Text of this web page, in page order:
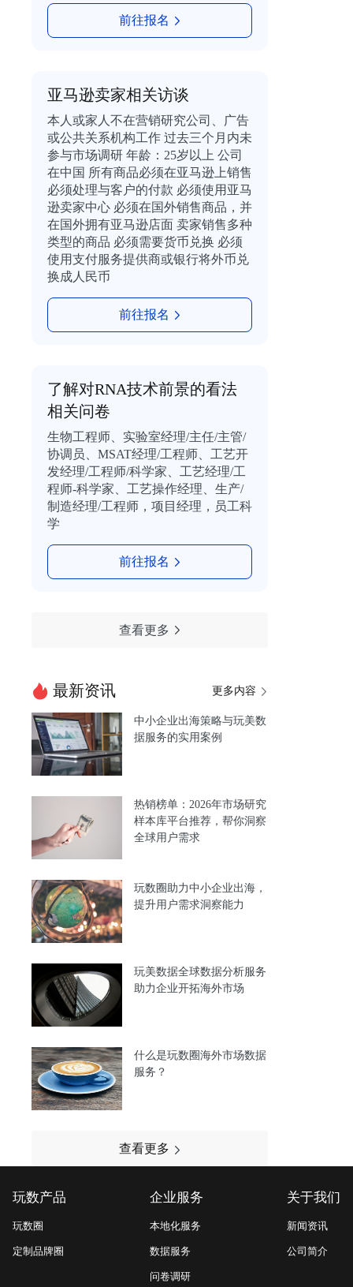
前往报名
亚马逊卖家相关访谈
本人或家人不在营销研究公司、广告
或公共关系机构工作 过去三个月内未
参与市场调研 年龄：25岁以上 公司
在中国 所有商品必须在亚马逊上销售
必须处理与客户的付款 必须使用亚马
逊卖家中心 必须在国外销售商品，并
在国外拥有亚马逊店面 卖家销售多种
类型的商品 必须需要货币兑换 必须
使用支付服务提供商或银行将外币兑
换成人民币
前往报名
了解对RNA技术前景的看法
相关问卷
生物工程师、实验室经理/主任/主管/
协调员、MSAT经理/工程师、工艺开
发经理/工程师/科学家、工艺经理/工
程师-科学家、工艺操作经理、生产/
制造经理/工程师，项目经理，员工科
学
前往报名
查看更多
最新资讯 更多内容
中小企业出海策略与玩美数
据服务的实用案例
热销榜单：2026年市场研究
样本库平台推荐，帮你洞察
全球用户需求
玩数圈助力中小企业出海，
提升用户需求洞察能力
玩美数据全球数据分析服务
助力企业开拓海外市场
什么是玩数圈海外市场数据
服务？
查看更多
玩数产品
玩数圈
定制品牌圈
企业服务
本地化服务
数据服务
问卷调研
关于我们
新闻资讯
公司简介